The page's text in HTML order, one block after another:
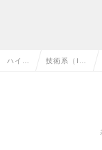
ハイク 技術系（I